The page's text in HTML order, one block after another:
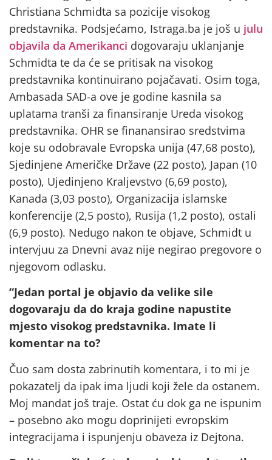
Christiana Schmidta sa pozicije visokog
predstavnika. Podsjećamo, Istraga.ba je još u julu
objavila da Amerikanci dogovaraju uklanjanje
Schmidta te da će se pritisak na visokog
predstavnika kontinuirano pojačavati. Osim toga,
Ambasada SAD-a ove je godine kasnila sa
uplatama tranši za finansiranje Ureda visokog
predstavnika. OHR se finanansirao sredstvima
koje su odobravale Evropska unija (47,68 posto),
Sjedinjene Američke Države (22 posto), Japan (10
posto), Ujedinjeno Kraljevstvo (6,69 posto),
Kanada (3,03 posto), Organizacija islamske
konferencije (2,5 posto), Rusija (1,2 posto), ostali
(6,9 posto). Nedugo nakon te objave, Schmidt u
intervjuu za Dnevni avaz nije negirao pregovore o
njegovom odlasku.
“Jedan portal je objavio da velike sile
dogovaraju da do kraja godine napustite
mjesto visokog predstavnika. Imate li
komentar na to?
Čuo sam dosta zabrinutih komentara, i to mi je
pokazatelj da ipak ima ljudi koji žele da ostanem.
Moj mandat još traje. Ostat ću dok ga ne ispunim
– posebno ako mogu doprinijeti evropskim
integracijama i ispunjenju obaveza iz Dejtona.